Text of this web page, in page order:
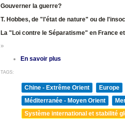
Gouverner la guerre?
T. Hobbes, de "l'état de nature" ou de
La "Loi contre le Séparatisme" en France
»
En savoir plus
TAGS:
Chine - Extrême Orient Europe
Méditerranée - Moyen Orient
Système international et stabilité